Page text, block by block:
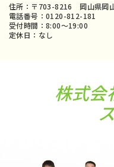
住所：〒703-8216 岡山県岡
電話番号：0120-812-181
受付時間：8:00〜19:00
定休日：なし
株式会